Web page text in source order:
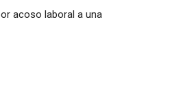
acoso laboral a una